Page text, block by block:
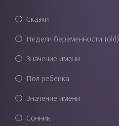
Сказки
Недели беременности (old)
Значение имени
Пол ребенка
Значение имени
Сонник